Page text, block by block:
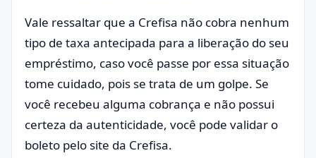
Vale ressaltar que a Crefisa não cobra nenhum
tipo de taxa antecipada para a liberação do seu
empréstimo, caso você passe por essa situação
tome cuidado, pois se trata de um golpe. Se
você recebeu alguma cobrança e não possui
certeza da autenticidade, você pode validar o
boleto pelo site da Crefisa.